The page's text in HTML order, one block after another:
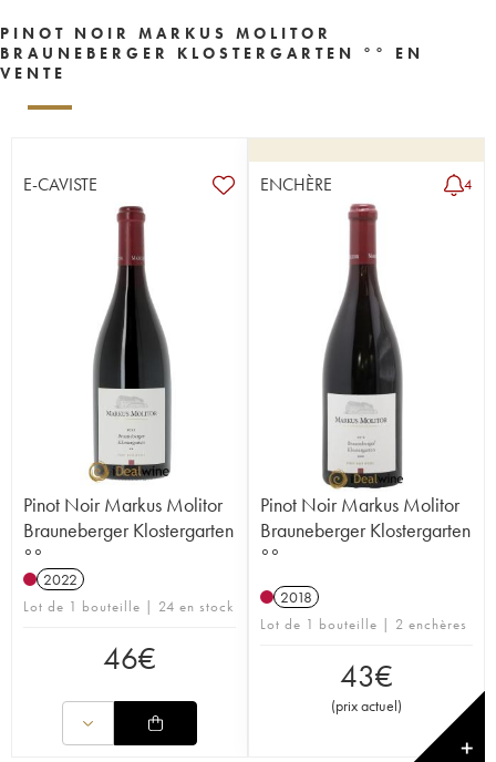
PINOT NOIR MARKUS MOLITOR
BRAUNEBERGER KLOSTERGARTEN °° EN
VENTE
E-CAVISTE
Pinot Noir Markus Molitor
Brauneberger Klostergarten
°°
2022
Lot de 1 bouteille | 24 en stock
46€
ENCHÈRE 4
Pinot Noir Markus Molitor
Brauneberger Klostergarten
°°
2018
Lot de 1 bouteille | 2 enchères
43€
(prix actuel)
✕